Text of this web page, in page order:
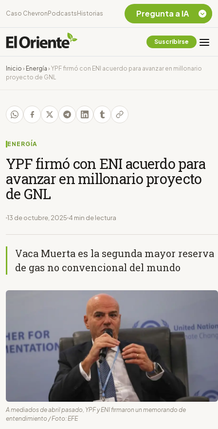
Caso Chevron Podcasts Historias
Suscribirse
Inicio › Energía › YPF firmó con ENI acuerdo para avanzar en millonario
proyecto de GNL
ENERGÍA
YPF firmó con ENI acuerdo para
avanzar en millonario proyecto
de GNL
13 de octubre, 2025 4 min de lectura
Vaca Muerta es la segunda mayor reserva
de gas no convencional del mundo
A mediados de abril pasado, YPF y ENI firmaron un memorando de
entendimiento / Foto: EFE
Pregunta a IA
Chevron Ecuador